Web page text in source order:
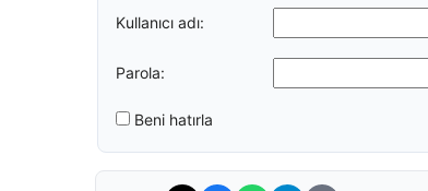
Kullanıcı adı:
Parola:
Beni hatırla